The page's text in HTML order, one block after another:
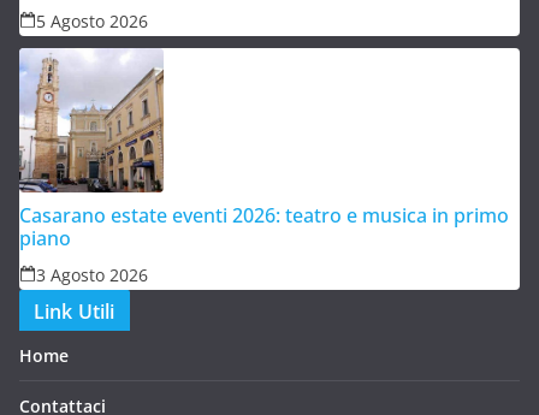
5 Agosto 2026
Casarano estate eventi 2026: teatro e musica in primo
piano
3 Agosto 2026
Link Utili
Home
Contattaci